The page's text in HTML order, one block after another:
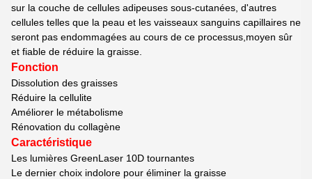
sur la couche de cellules adipeuses sous-cutanées, d'autres
cellules telles que la peau et les vaisseaux sanguins capillaires ne
seront pas endommagées au cours de ce processus,moyen sûr
et fiable de réduire la graisse.
Fonction
Dissolution des graisses
Réduire la cellulite
Améliorer le métabolisme
Rénovation du collagène
Caractéristique
Les lumières GreenLaser 10D tournantes
Le dernier choix indolore pour éliminer la graisse